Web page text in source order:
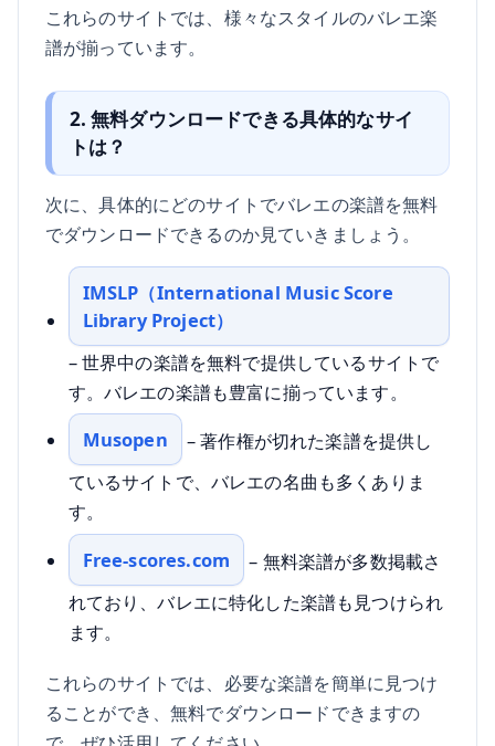
これらのサイトでは、様々なスタイルのバレエ楽
譜が揃っています。
2. 無料ダウンロードできる具体的なサイ
トは？
次に、具体的にどのサイトでバレエの楽譜を無料
でダウンロードできるのか見ていきましょう。
IMSLP（International Music Score
Library Project）
– 世界中の楽譜を無料で提供しているサイトで
す。バレエの楽譜も豊富に揃っています。
Musopen
– 著作権が切れた楽譜を提供し
ているサイトで、バレエの名曲も多くありま
す。
Free-scores.com
– 無料楽譜が多数掲載さ
れており、バレエに特化した楽譜も見つけられ
ます。
これらのサイトでは、必要な楽譜を簡単に見つけ
ることができ、無料でダウンロードできますの